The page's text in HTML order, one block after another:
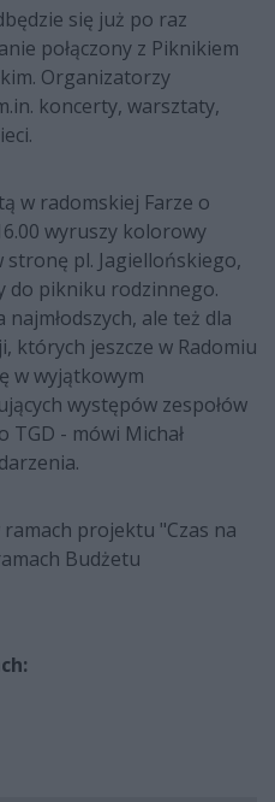
się już po raz
połączony z Piknikiem
Organizatorzy
koncerty, warsztaty,
w radomskiej Farze o
wyruszy kolorowy
pl. Jagiellońskiego,
do pikniku rodzinnego.
ale też dla
których jeszcze w Radomiu
w wyjątkowym
występów zespołów
TGD - mówi Michał
projektu "Czas na
Budżetu